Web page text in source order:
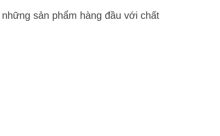
sản phẩm hàng đầu với chất